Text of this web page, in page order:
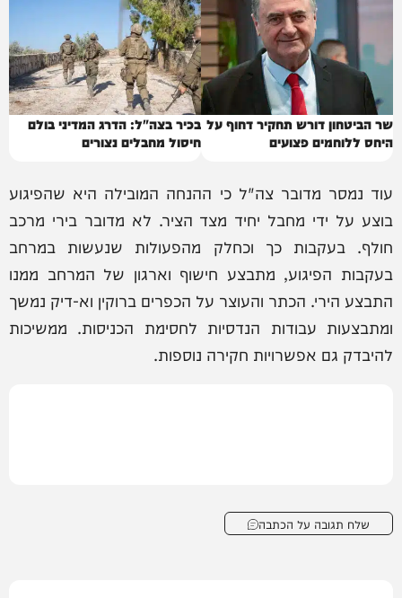
שר הביטחון דורש תחקיר דחוף על
היחס ללוחמים פצועים
בכיר בצה"ל: הדרג המדיני בולם
חיסול מחבלים נצורים
עוד נמסר מדובר צה"ל כי ההנחה המובילה היא שהפיגוע
בוצע על ידי מחבל יחיד מצד הציר. לא מדובר בירי מרכב
חולף. בעקבות כך וכחלק מהפעולות שנעשות במרחב
בעקבות הפיגוע, מתבצע חישוף וארגון של המרחב ממנו
התבצע הירי. הכתר והעוצר על הכפרים ברוקין וא-דיק נמשך
ומתבצעות עבודות הנדסיות לחסימת הכניסות. ממשיכות
להיבדק גם אפשרויות חקירה נוספות.
שלח תגובה על הכתבה